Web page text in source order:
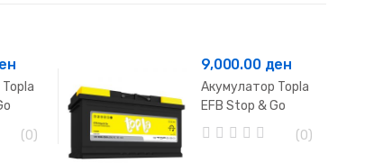
(0)
9,000.00 ден
Акумулатор Topla
EFB Stop & Go
90Ah
(0)